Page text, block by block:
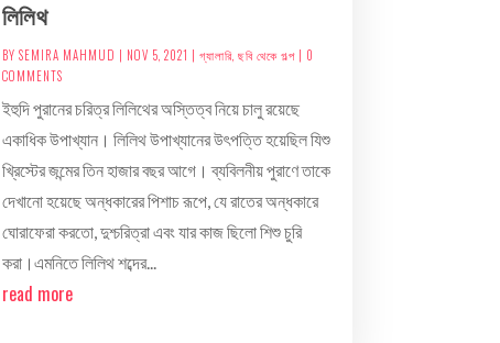
লিলিথ
BY SEMIRA MAHMUD | NOV 5, 2021 | গ্যালারি, ছবি থেকে গল্প| 0
COMMENTS
ইহুদি পুরানের চরিত্র লিলিথের অস্তিত্ব নিয়ে চালু রয়েছে
একাধিক উপাখ্যান। লিলিথ উপাখ্যানের উৎপত্তি হয়েছিল যিশু
খ্রিস্টের জন্মের তিন হাজার বছর আগে। ব্যবিলনীয় পুরাণে তাকে
দেখানো হয়েছে অন্ধকারের পিশাচ রূপে, যে রাতের অন্ধকারে
ঘোরাফেরা করতো, দুশ্চরিত্রা এবং যার কাজ ছিলো শিশু চুরি
করা।এমনিতে লিলিথ শব্দের...
read more